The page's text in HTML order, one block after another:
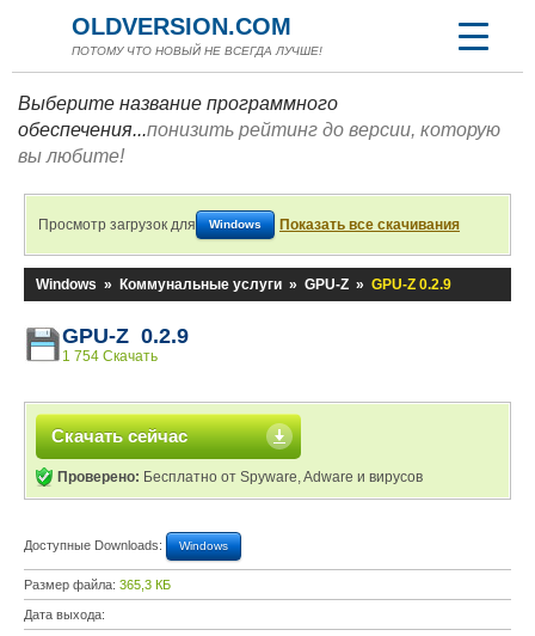
OLDVERSION.COM
ПОТОМУ ЧТО НОВЫЙ НЕ ВСЕГДА ЛУЧШЕ!
Выберите название программного
обеспечения...понизить рейтинг до версии, которую
вы любите!
Просмотр загрузок для Windows Показать все скачивания
Windows » Коммунальные услуги » GPU-Z » GPU-Z 0.2.9
GPU-Z 0.2.9
1 754 Скачать
Скачать сейчас
Проверено: Бесплатно от Spyware, Adware и вирусов
Доступные Downloads: Windows
Размер файла: 365,3 КБ
Дата выхода: